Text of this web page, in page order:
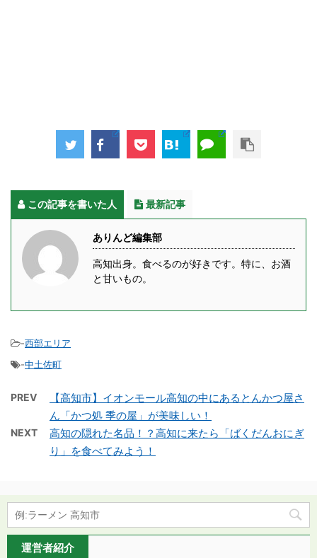
この記事を書いた人 最新記事
ありんど編集部
高知出身。食べるのが好きです。特に、お酒
と甘いもの。
-西部エリア
-中土佐町
PREV
【高知市】イオンモール高知の中にあるとんかつ屋さ
ん「かつ処 季の屋」が美味しい！
NEXT
高知の隠れた名品！？高知に来たら「ばくだんおにぎ
り」を食べてみよう！
運営者紹介